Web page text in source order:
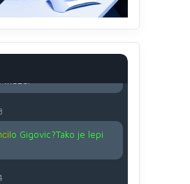
siromasnd,kako
o Gigovic?Tako je lepi